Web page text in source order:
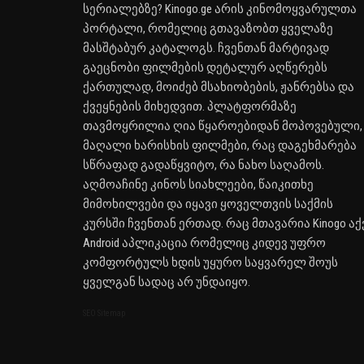
სერიალებზე? Kinogo.ge არის კინომოყვარულთა
პორტალი, რომელიც გთავაზობთ ყველაზე
მასშტაბურ კატალოგს. ჩვენთან მარტივად
გაეცნობი ფილმების დეტალურ აღწერებს
ქართულად, მოიძებ მსახიობების, ჟანრებსა და
ქვეყნების მიხედვით. პლატფორმაზე
თავმოყრილია ღია წყაროებიდან მოპოვებული,
მაღალი ხარისხის ფილმები, რაც დაგეხმარება
სწრაფად გადაწყვიტო, რა ნახო საღამოს.
აღმოაჩინე კინოს სიახლეები, წაიკითხე
მიმოხილვები და იყავი ყოველთვის საქმის
კურსში ჩვენთან ერთად. რაც მთავარია Kinogo
Android აპლიკაცია რომელიც კიდევ უფრო
კომფორტულს ხდის უყურო საყვარელ შოუს
ყველგან სადაც არ უნდაიყო.